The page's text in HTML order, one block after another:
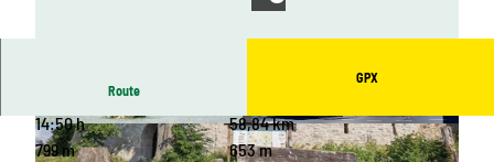
© Gemeinde Triebel/Vogtl. | CC-BY-SA © Oelsnitzer Kultur GmbH |CC-BY-SA
Route
GPX
14:50 h
58,84 km
799 m
653 m